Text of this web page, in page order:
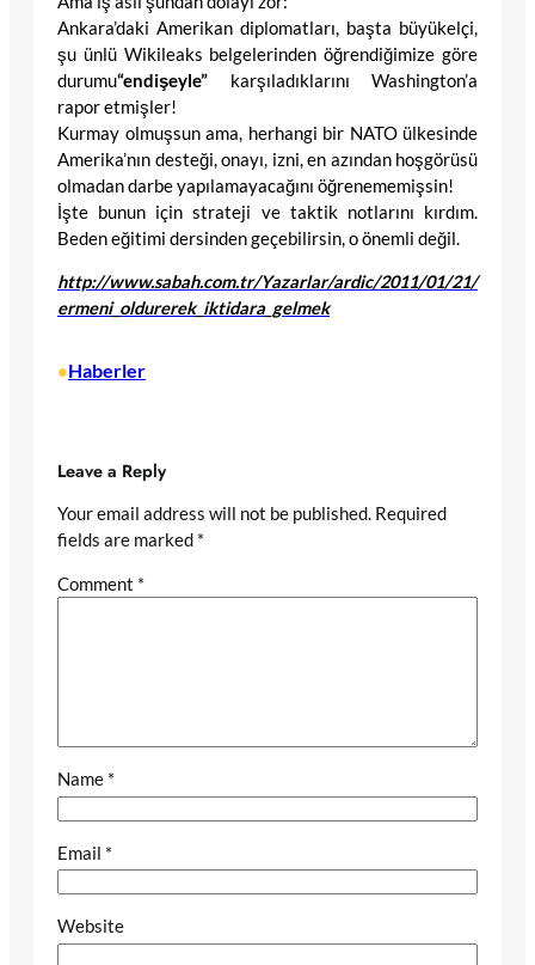
Ankara’daki Amerikan diplomatları, başta büyükelçi,
şu ünlü Wikileaks belgelerinden öğrendiğimize göre
durumu“endişeyle” karşıladıklarını Washington’a
rapor etmişler!
Kurmay olmuşsun ama, herhangi bir NATO ülkesinde
Amerika’nın desteği, onayı, izni, en azından hoşgörüsü
olmadan darbe yapılamayacağını öğrenememişsin!
İşte bunun için strateji ve taktik notlarını kırdım.
Beden eğitimi dersinden geçebilirsin, o önemli değil.
http://www.sabah.com.tr/Yazarlar/ardic/2011/01/21/
ermeni_oldurerek_iktidara_gelmek
•Haberler
Leave a Reply
Your email address will not be published. Required
fields are marked *
Comment *
Name *
Email *
Website